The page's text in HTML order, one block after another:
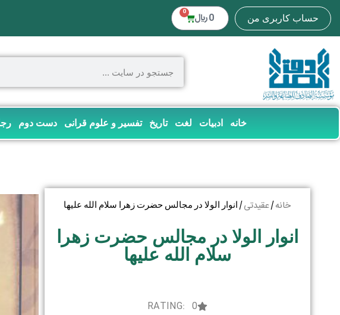
حساب کاربری من 0 ﷼ 0
خانه ادبیات لغت تاریخ تفسیر و علوم قرانی دست دوم
خانه/عقیدتی/ انوار الولا در مجالس حضرت زهرا سلام الله علیها
انوار الولا در مجالس حضرت زهرا
سلام الله علیها
RATING: 0